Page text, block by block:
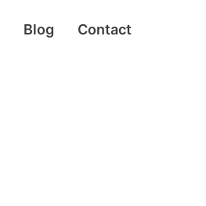
Blog Contact